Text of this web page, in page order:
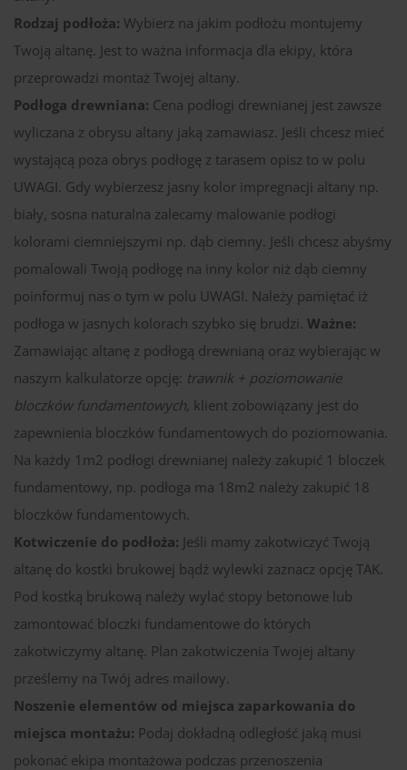
Rodzaj podłoża: Wybierz na jakim podłożu montujemy
Twoją altanę. Jest to ważna informacja dla ekipy, która
przeprowadzi montaż Twojej altany.
Podłoga drewniana: Cena podłogi drewnianej jest zawsze
wyliczana z obrysu altany jaką zamawiasz. Jeśli chcesz mieć
wystającą poza obrys podłogę z tarasem opisz to w polu
UWAGI. Gdy wybierzesz jasny kolor impregnacji altany np.
biały, sosna naturalna zalecamy malowanie podłogi
kolorami ciemniejszymi np. dąb ciemny. Jeśli chcesz abyśmy
pomalowali Twoją podłogę na inny kolor niż dąb ciemny
poinformuj nas o tym w polu UWAGI. Należy pamiętać iż
podłoga w jasnych kolorach szybko się brudzi. Ważne:
Zamawiając altanę z podłogą drewnianą oraz wybierając w
naszym kalkulatorze opcję: trawnik + poziomowanie
bloczków fundamentowych, klient zobowiązany jest do
zapewnienia bloczków fundamentowych do poziomowania.
Na każdy 1m2 podłogi drewnianej należy zakupić 1 bloczek
fundamentowy, np. podłoga ma 18m2 należy zakupić 18
bloczków fundamentowych.
Kotwiczenie do podłoża: Jeśli mamy zakotwiczyć Twoją
altanę do kostki brukowej bądź wylewki zaznacz opcję TAK.
Pod kostką brukową należy wylać stopy betonowe lub
zamontować bloczki fundamentowe do których
zakotwiczymy altanę. Plan zakotwiczenia Twojej altany
prześlemy na Twój adres mailowy.
Noszenie elementów od miejsca zaparkowania do
miejsca montażu: Podaj dokładną odległość jaką musi
pokonać ekipa montażowa podczas przenoszenia